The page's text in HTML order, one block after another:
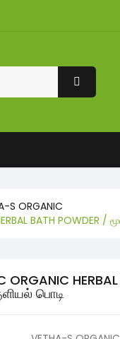
S ORGANIC
BATH POWDER /
ORGANIC
பொடி